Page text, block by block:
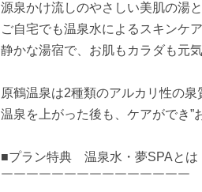
源泉かけ流しのやさしい美肌の湯
ご自宅でも温泉水によるスキンケ
静かな湯宿で、お肌もカラダも元
原鶴温泉は2種類のアルカリ性の
温泉を上がった後も、ケアができ”
■プラン特典 温泉水・夢SPAとは
￣￣￣￣￣￣￣￣￣￣￣￣￣￣￣